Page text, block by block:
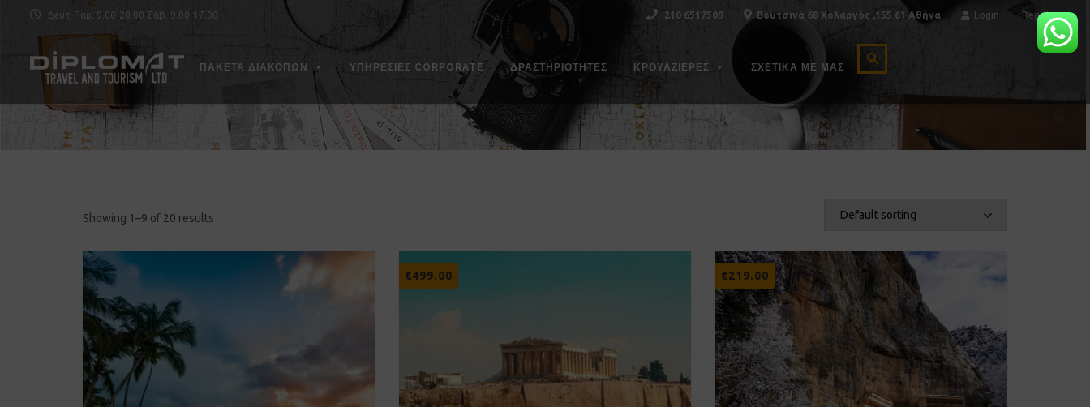
Δευτ-Παρ. 9.00-20.00 Σάβ. 9.00-17.00 210 6517509 Βουτσινά 68 Χολαργός ,155 61 Αθήνα Login Register
ΠΑΚΕΤΑ ΔΙΑΚΟΠΩΝ ΥΠΗΡΕΣΊΕΣ CORPORATE ΔΡΑΣΤΗΡΙΌΤΗΤΕΣ ΚΡΟΥΑΖΙΕΡΕΣ ΣΧΕΤΙΚΆ ΜΕ ΜΑΣ
Showing 1–9 of 20 results
€499.00 €219.00